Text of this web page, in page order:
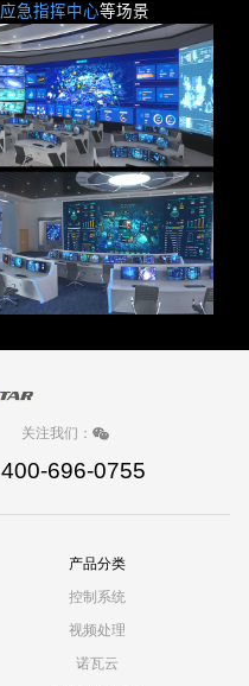
关注我们：
400-696-0755
产品分类
控制系统
视频处理
诺瓦云